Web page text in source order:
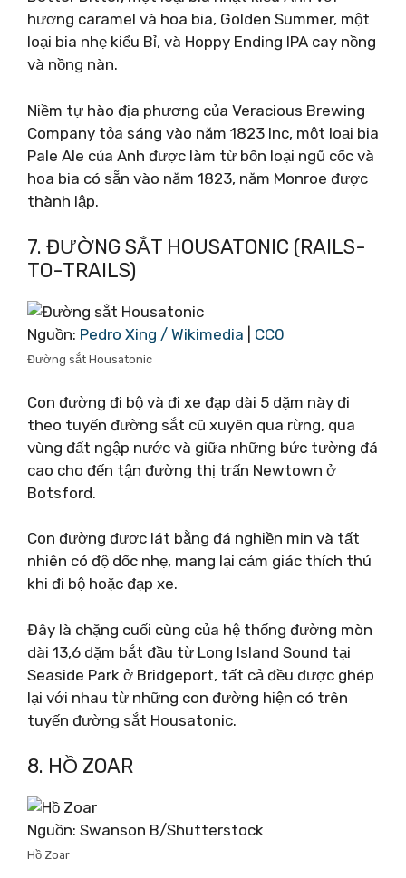
hương caramel và hoa bia, Golden Summer, một
loại bia nhẹ kiểu Bỉ, và Hoppy Ending IPA cay nồng
và nồng nàn.
Niềm tự hào địa phương của Veracious Brewing
Company tỏa sáng vào năm 1823 Inc, một loại bia
Pale Ale của Anh được làm từ bốn loại ngũ cốc và
hoa bia có sẵn vào năm 1823, năm Monroe được
thành lập.
7. ĐƯỜNG SẮT HOUSATONIC (RAILS-
TO-TRAILS)
Nguồn: Pedro Xing / Wikimedia CC0
Đường sắt Housatonic
Con đường đi bộ và đi xe đạp dài 5 dặm này đi
theo tuyến đường sắt cũ xuyên qua rừng, qua
vùng đất ngập nước và giữa những bức tường đá
cao cho đến tận đường thị trấn Newtown ở
Botsford.
Con đường được lát bằng đá nghiền mịn và tất
nhiên có độ dốc nhẹ, mang lại cảm giác thích thú
khi đi bộ hoặc đạp xe.
Đây là chặng cuối cùng của hệ thống đường mòn
dài 13,6 dặm bắt đầu từ Long Island Sound tại
Seaside Park ở Bridgeport, tất cả đều được ghép
lại với nhau từ những con đường hiện có trên
tuyến đường sắt Housatonic.
8. HỒ ZOAR
Nguồn: Swanson B/Shutterstock
Hồ Zoar